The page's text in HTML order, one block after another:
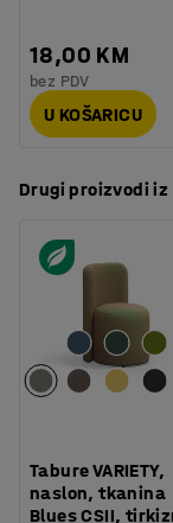
18,00 KM
bez PDV
U KOŠARICU
Drugi proizvodi iz
Tabure VARIETY,
naslon, tkanina
Blues CSII,